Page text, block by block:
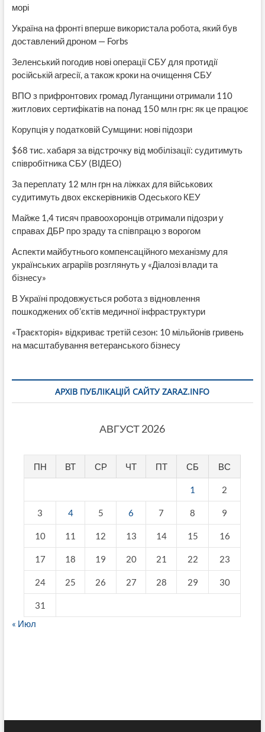
морі
Україна на фронті вперше використала робота, який був
доставлений дроном — Forbs
Зеленський погодив нові операції СБУ для протидії
російській агресії, а також кроки на очищення СБУ
ВПО з прифронтових громад Луганщини отримали 110
житлових сертифікатів на понад 150 млн грн: як це працює
Корупція у податковій Сумщини: нові підозри
$68 тис. хабаря за відстрочку від мобілізації: судитимуть
співробітника СБУ (ВІДЕО)
За переплату 12 млн грн на ліжках для військових
судитимуть двох екскерівників Одеського КЕУ
Майже 1,4 тисяч правоохоронців отримали підозри у
справах ДБР про зраду та співпрацю з ворогом
Аспекти майбутнього компенсаційного механізму для
українських аграріїв розглянуть у «Діалозі влади та
бізнесу»
В Україні продовжується робота з відновлення
пошкоджених об’єктів медичної інфраструктури
«Траєкторія» відкриває третій сезон: 10 мільйонів гривень
на масштабування ветеранського бізнесу
АРХІВ ПУБЛІКАЦІЙ САЙТУ ZARAZ.INFO
АВГУСТ 2026
ПН ВТ СР ЧТ ПТ СБ ВС
1 2
3 4 5 6 7 8 9
10 11 12 13 14 15 16
17 18 19 20 21 22 23
24 25 26 27 28 29 30
31
« Июл